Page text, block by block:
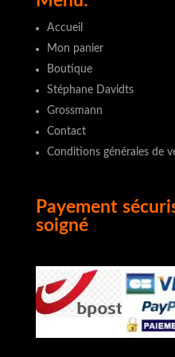
Accueil
Mon panier
Boutique
Stéphane Davidts
Grossmann
Contact
Conditions générales de
Payement
soigné